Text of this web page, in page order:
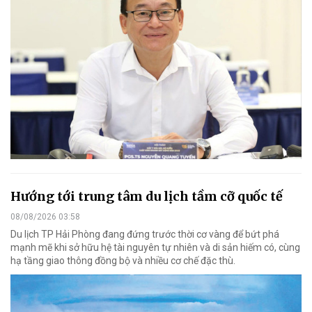
Hướng tới trung tâm du lịch tầm cỡ quốc tế
08/08/2026 03:58
Du lịch TP Hải Phòng đang đứng trước thời cơ vàng để bứt phá
mạnh mẽ khi sở hữu hệ tài nguyên tự nhiên và di sản hiếm có, cùng
hạ tầng giao thông đồng bộ và nhiều cơ chế đặc thù.